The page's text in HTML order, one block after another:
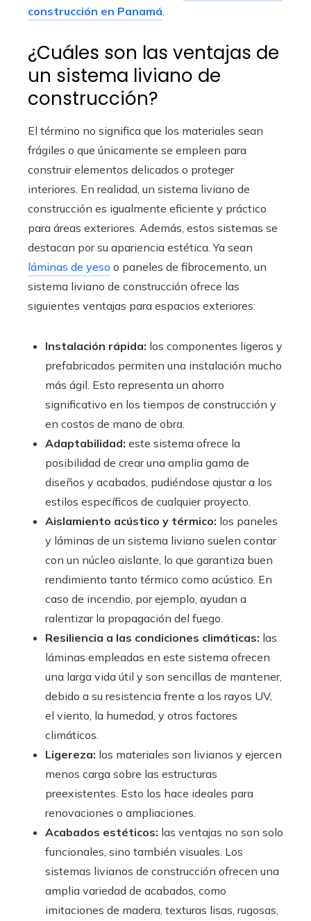
construcción en Panamá.
¿Cuáles son las ventajas de
un sistema liviano de
construcción?
El término no significa que los materiales sean
frágiles o que únicamente se empleen para
construir elementos delicados o proteger
interiores. En realidad, un sistema liviano de
construcción es igualmente eficiente y práctico
para áreas exteriores. Además, estos sistemas se
destacan por su apariencia estética. Ya sean
láminas de yeso o paneles de fibrocemento, un
sistema liviano de construcción ofrece las
siguientes ventajas para espacios exteriores:
Instalación rápida: los componentes ligeros y
prefabricados permiten una instalación mucho
más ágil. Esto representa un ahorro
significativo en los tiempos de construcción y
en costos de mano de obra.
Adaptabilidad: este sistema ofrece la
posibilidad de crear una amplia gama de
diseños y acabados, pudiéndose ajustar a los
estilos específicos de cualquier proyecto.
Aislamiento acústico y térmico: los paneles
y láminas de un sistema liviano suelen contar
con un núcleo aislante, lo que garantiza buen
rendimiento tanto térmico como acústico. En
caso de incendio, por ejemplo, ayudan a
ralentizar la propagación del fuego.
Resiliencia a las condiciones climáticas: las
láminas empleadas en este sistema ofrecen
una larga vida útil y son sencillas de mantener,
debido a su resistencia frente a los rayos UV,
el viento, la humedad, y otros factores
climáticos.
Ligereza: los materiales son livianos y ejercen
menos carga sobre las estructuras
preexistentes. Esto los hace ideales para
renovaciones o ampliaciones.
Acabados estéticos: las ventajas no son solo
funcionales, sino también visuales. Los
sistemas livianos de construcción ofrecen una
amplia variedad de acabados, como
imitaciones de madera, texturas lisas, rugosas,